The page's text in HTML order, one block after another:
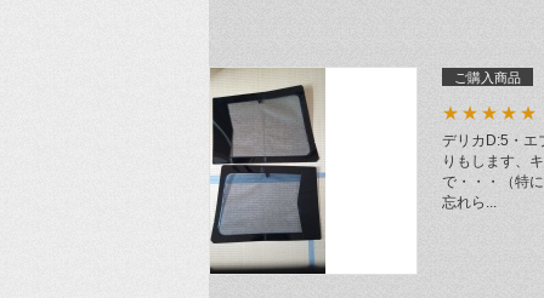
ご購入商品
★★★★★
デリカD:5・エ
りもします、
で・・・（特
忘れら...